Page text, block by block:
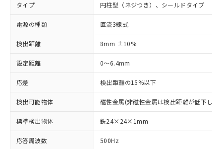
タイプ 円柱型（ネジつき）、シールドタイプ
電源の種類 直流3線式
検出距離 8mm ±10%
設定距離 0～6.4mm
応差 検出距離の15%以下
検出可能物体 磁性金属(非磁性金属は検出距離が低下しま
標準検出物体 鉄24×24×1mm
応答周波数 500Hz